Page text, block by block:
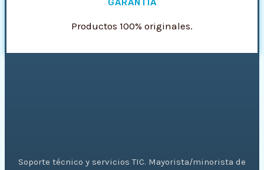
GARANTÍA
Productos 100% originales.
Soporte técnico y servicios TIC. Mayorista/minorista de